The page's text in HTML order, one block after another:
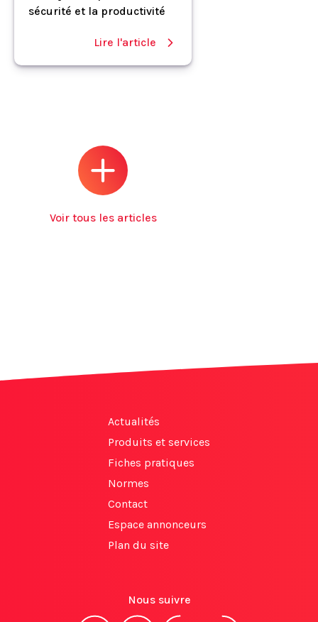
sécurité et la productivité
Lire l'article
Voir tous les articles
Actualités
Produits et services
Fiches pratiques
Normes
Contact
Espace annonceurs
Plan du site
Nous suivre